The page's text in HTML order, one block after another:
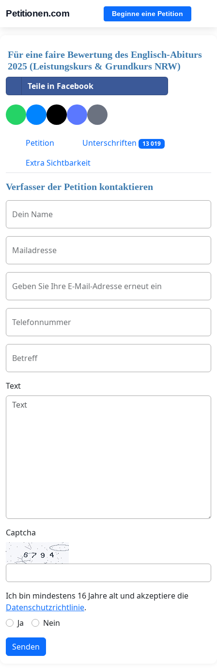
Petitionen.com Beginne eine Petition
Für eine faire Bewertung des Englisch-Abiturs
2025 (Leistungskurs & Grundkurs NRW)
Teile in Facebook
Petition Unterschriften 13 019
Extra Sichtbarkeit
Verfasser der Petition kontaktieren
Dein Name
Mailadresse
Geben Sie Ihre E-Mail-Adresse erneut ein
Telefonnummer
Betreff
Text
Captcha
Ich bin mindestens 16 Jahre alt und akzeptiere die
Datenschutzrichtlinie.
Ja
Nein
Senden